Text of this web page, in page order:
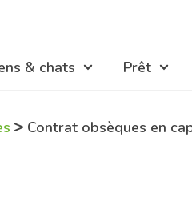
& chats Prêt
> Contrat obsèques en